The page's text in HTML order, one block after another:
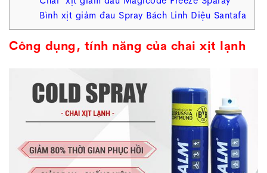
Bình xịt giảm đau Spray Bách Linh Diệu Santafa
Công dụng, tính năng của chai xịt lạnh